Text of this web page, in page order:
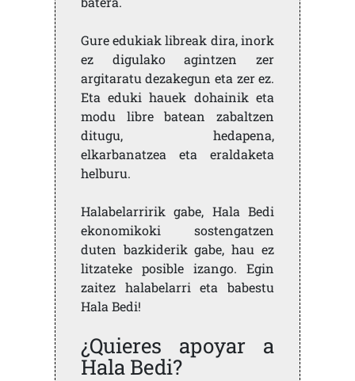
Gure edukiak libreak dira, inork
ez digulako agintzen zer
argitaratu dezakegun eta zer ez.
Eta eduki hauek dohainik eta
modu libre batean zabaltzen
ditugu, hedapena,
elkarbanatzea eta eraldaketa
helburu.
Halabelarririk gabe, Hala Bedi
ekonomikoki sostengatzen
duten bazkiderik gabe, hau ez
litzateke posible izango. Egin
zaitez halabelarri eta babestu
Hala Bedi!
¿Quieres apoyar a
Hala Bedi?